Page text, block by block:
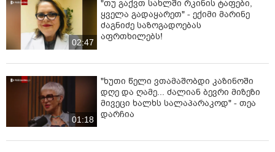
02:47
"თუ გაქვთ სახლში რკინის ტაფები,
ყველა გადაყარეთ" - ექიმი მარინე
ძაგნიძე საზოგადოებას
აფრთხილებს!
01:18
"ხუთი წელი ვთამაშობდი კაზინოში
დღე და ღამე... ძალიან ბევრი მიზეზი
მივეცი ხალხს სალაპარაკოდ" - თეა
დარჩია